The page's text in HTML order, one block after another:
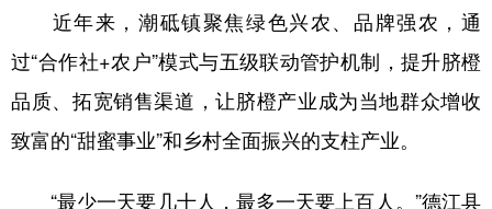
近年来，潮砥镇聚焦绿色兴农、品牌强农，通
过“合作社+农户”模式与五级联动管护机制，提升脐橙
品质、拓宽销售渠道，让脐橙产业成为当地群众增收
致富的“甜蜜事业”和乡村全面振兴的支柱产业。
“最少一天要几十人，最多一天要上百人。”德江县